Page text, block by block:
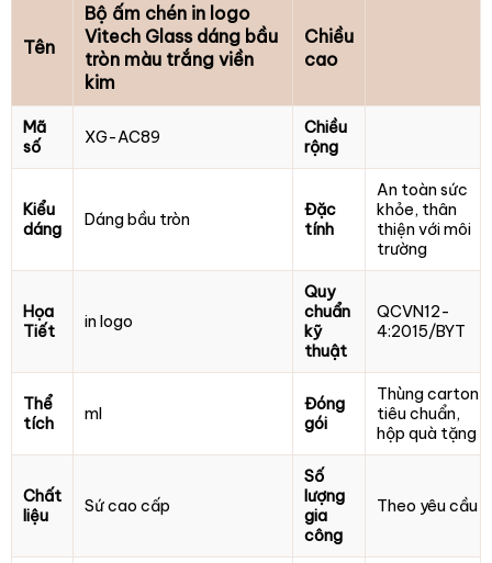
Tên
Bộ ấm chén in logo
Vitech Glass dáng bầu
tròn màu trắng viền
kim
Chiều
cao
Mã
số
XG-AC89
Chiều
rộng
Kiểu
dáng
Dáng bầu tròn
Đặc
tính
An toàn sức
khỏe, thân
thiện với môi
trường
Họa
Tiết
in logo
Quy
chuẩn
kỹ
thuật
QCVN12-
4:2015/BYT
Thể
tích
ml
Đóng
gói
Thùng carton
tiêu chuẩn,
hộp quà tặng
Chất
liệu
Sứ cao cấp
Số
lượng
gia
công
Theo yêu cầu